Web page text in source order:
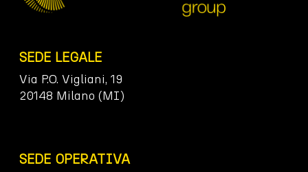
SEDE LEGALE
Via P.O. Vigliani, 19
20148 Milano (MI)
SEDE OPERATIVA